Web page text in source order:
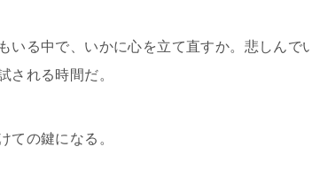
いる中で、いかに心を立て直すか。悲しんで
される時間だ。
ての鍵になる。